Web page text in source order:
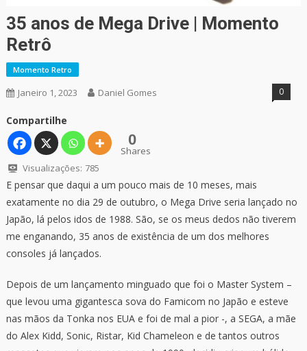
35 anos de Mega Drive | Momento
Retrô
Momento Retro
Janeiro 1, 2023 Daniel Gomes 0
Compartilhe
0
Shares
Visualizações: 785
E pensar que daqui a um pouco mais de 10 meses, mais
exatamente no dia 29 de outubro, o Mega Drive seria lançado no
Japão, lá pelos idos de 1988. São, se os meus dedos não tiverem
me enganando, 35 anos de existência de um dos melhores
consoles já lançados.
Depois de um lançamento minguado que foi o Master System –
que levou uma gigantesca sova do Famicom no Japão e esteve
nas mãos da Tonka nos EUA e foi de mal a pior -, a SEGA, a mãe
do Alex Kidd, Sonic, Ristar, Kid Chameleon e de tantos outros